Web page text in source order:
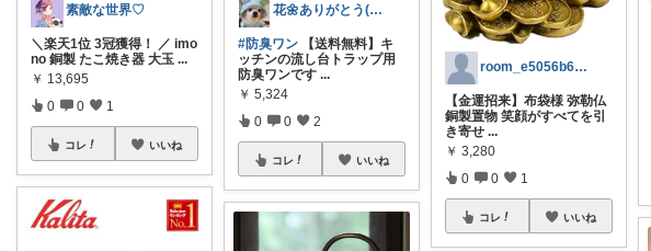
素敵な世界♡
＼楽天1位 3冠獲得！ ／ imo
no 銅製 たこ焼き器 大玉 ...
￥ 13,695
0 0 1
コレ いいね
花🌼ありがとう(*･ω･)*_ _)ﾍ
#防臭ワン 【送料無料】キ
ッチンの流し台トラップ用
防臭ワンです ...
￥ 5,324
0 0 2
コレ いいね
room_e5056b626b
【金運招来】布袋様 弥勒仏
銅製置物 笑顔がすべてを引
き寄せ ...
￥ 3,280
0 0 1
コレ いいね